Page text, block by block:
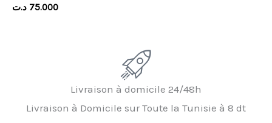
75.000 د.ت
Livraison à domicile 24/48h
Livraison à Domicile sur Toute la Tunisie à 8 dt